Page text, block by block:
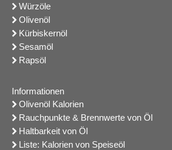
Würzöle
Olivenöl
Kürbiskernöl
Sesamöl
Rapsöl
Informationen
Olivenöl Kalorien
Rauchpunkte & Brennwerte von Öl
Haltbarkeit von Öl
Liste: Kalorien von Speiseöl